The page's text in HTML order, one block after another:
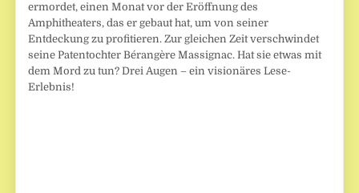
ermordet, einen Monat vor der Eröffnung des
Amphitheaters, das er gebaut hat, um von seiner
Entdeckung zu profitieren. Zur gleichen Zeit verschwindet
seine Patentochter Bérangère Massignac. Hat sie etwas mit
dem Mord zu tun? Drei Augen – ein visionäres Lese-
Erlebnis!